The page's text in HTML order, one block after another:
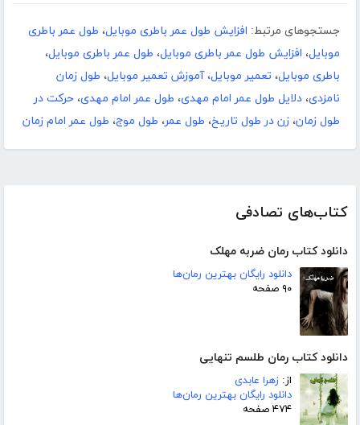
کتاب‌های تصادفی
دانلود کتاب رمان ضربه مهلک
دانلود رایگان بهترین رمان‌ها
۹۰ صفحه
دانلود کتاب رمان طلسم تنهایی
از: زهرا عابدی
دانلود رایگان بهترین رمان‌ها
۴۷۴ صفحه
جستجوهای مرتبط: افزایش طول عمر باطری موبایل، طول عمر باطری
موبایل، افزایش طول عمر باطری موبایل، طول عمر باطری موبایل،
باطری موبایل، تعمیر موبایل، آموزش تعمیر موبایل، طول زمان
نامزدی، دلایل طول عمر امام مهدی، طول عمر امام مهدی، حرکت در
طول زمان، زن در طول تاریخ، طول عمر، طول موج، طول عمر امام زمان